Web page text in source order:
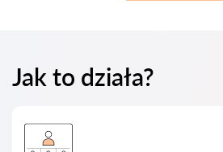
Jak to działa?